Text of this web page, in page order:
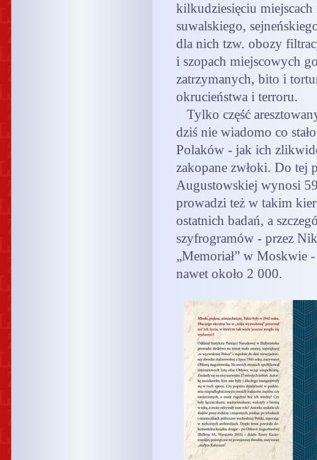
kilkudziesięciu
suwalskiego,
dla nich tzw. obozy
i szopach miejscowych
zatrzymanych, bito i
okrucieństwa i terroru.
Tylko część
dziś nie wiadomo co
Polaków - jak ich
zakopane zwłoki. Do tej
Augustowskiej wynosi
prowadzi też w takim
ostatnich badań, a
szyfrogramów - przez
„Memoriał” w Moskwie
nawet około 2 000.